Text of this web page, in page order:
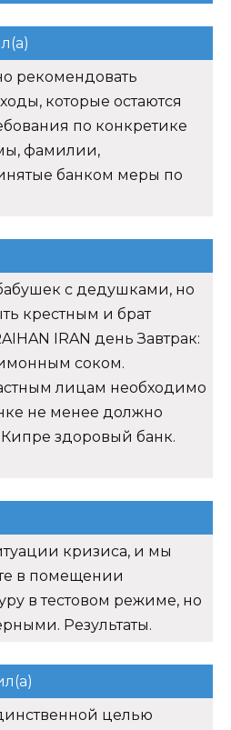
рекомендовать
которые остаются
по конкретике
фамилии,
банком меры по
с дедушками, но
крестным и брат
IRAN день Завтрак:
соком.
лицам необходимо
не менее должно
Кипре здоровый банк.
кризиса, и мы
в помещении
в тестовом режиме, но
Результаты.
целью